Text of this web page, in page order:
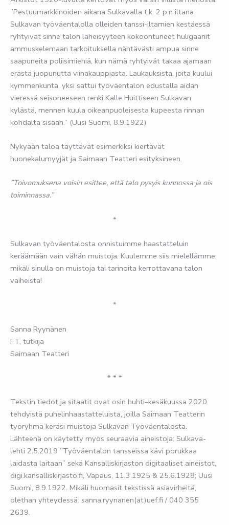
”Pestuumarkkinoiden aikana Sulkavalla t.k. 2 p:n iltana
Sulkavan työväentalolla olleiden tanssi-iltamien kestäessä
ryhtyivät sinne talon läheisyyteen kokoontuneet huligaanit
ammuskelemaan tarkoituksella nähtävästi ampua sinne
saapuneita poliisimiehiä, kun nämä ryhtyivät takaa ajamaan
erästä juopunutta viinakauppiasta. Laukauksista, joita kuului
kymmenkunta, yksi sattui työväentalon edustalla aidan
vieressä seisoneeseen renki Kalle Huittiseen Sulkavan
kylästä, mennen kuula oikeanpuoleisesta kupeesta rinnan
kohdalta sisään.” (Uusi Suomi, 8.9.1922)
Nykyään taloa täyttävät esimerkiksi kiertävät
huonekalumyyjät ja Saimaan Teatteri esityksineen.
”Toivomuksena voisin esittee, että talo pysyis kunnossa ja ois
toiminnassa.”
*
Sulkavan työväentalosta onnistuimme haastatteluin
keräämään vain vähän muistoja. Kuulemme siis mielellämme,
mikäli sinulla on muistoja tai tarinoita kerrottavana talon
vaiheista!
*
Sanna Ryynänen
FT, tutkija
Saimaan Teatteri
* * *
Tekstin tiedot ja sitaatit ovat osin huhti–kesäkuussa 2020
tehdyistä puhelinhaastatteluista, joilla Saimaan Teatterin
työryhmä keräsi muistoja Sulkavan Työväentalosta.
Lähteenä on käytetty myös seuraavia aineistoja: Sulkava-
lehti 2.5.2019 ”Työväentalon tansseissa kävi porukkaa
laidasta laitaan” sekä Kansalliskirjaston digitaaliset aineistot,
digi.kansalliskirjasto.fi, Vapaus, 11.3.1925 & 25.6.1928; Uusi
Suomi, 8.9.1922. Mikäli huomasit tekstissä asiavirheitä,
olethan yhteydessä: sanna.ryynanen(at)uef.fi / 040 355
2639.